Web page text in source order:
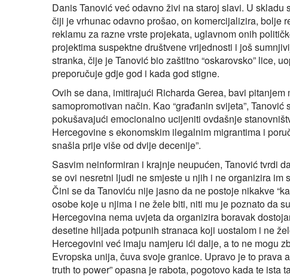
Danis Tanović već odavno živi na staroj slavi. U
čiji je vrhunac odavno prošao, on komercijalizira, bolje
reklamu za razne vrste projekata, uglavnom onih
projektima suspektne društvene vrijednosti i još
stranka, čije je Tanović bio zaštitno “oskarovsko” lice,
preporučuje gdje god i kada god stigne.
Ovih se dana, imitirajući Richarda Gerea, bavi
samopromotivan način. Kao “građanin svijeta”,
pokušavajući emocionalno ucijeniti ovdašnje
Hercegovine s ekonomskim ilegalnim migrantima i
snašla prije više od dvije decenije”.
Sasvim neinformiran i krajnje neupućen, Tanović tvrdi
se ovi nesretni ljudi ne smjeste u njih i ne organizira im
Čini se da Tanoviću nije jasno da ne postoje nikakve
osobe koje u njima i ne žele biti, niti mu je poznato da
Hercegovina nema uvjeta da organizira boravak
desetine hiljada potpunih stranaca koji uostalom i ne
Hercegovini već imaju namjeru ići dalje, a to ne mogu
Evropska unija, čuva svoje granice. Upravo je to prava
truth to power” opasna je rabota, pogotovo kada te ista